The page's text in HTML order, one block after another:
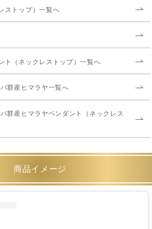
ストップ）一覧へ
ト（ネックレストップ）一覧へ
群産ヒマラヤ一覧へ
群産ヒマラヤペンダント（ネックレス
商品イメージ